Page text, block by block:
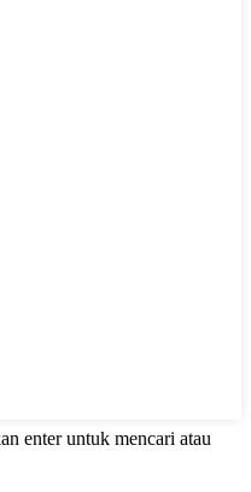
enter untuk mencari atau